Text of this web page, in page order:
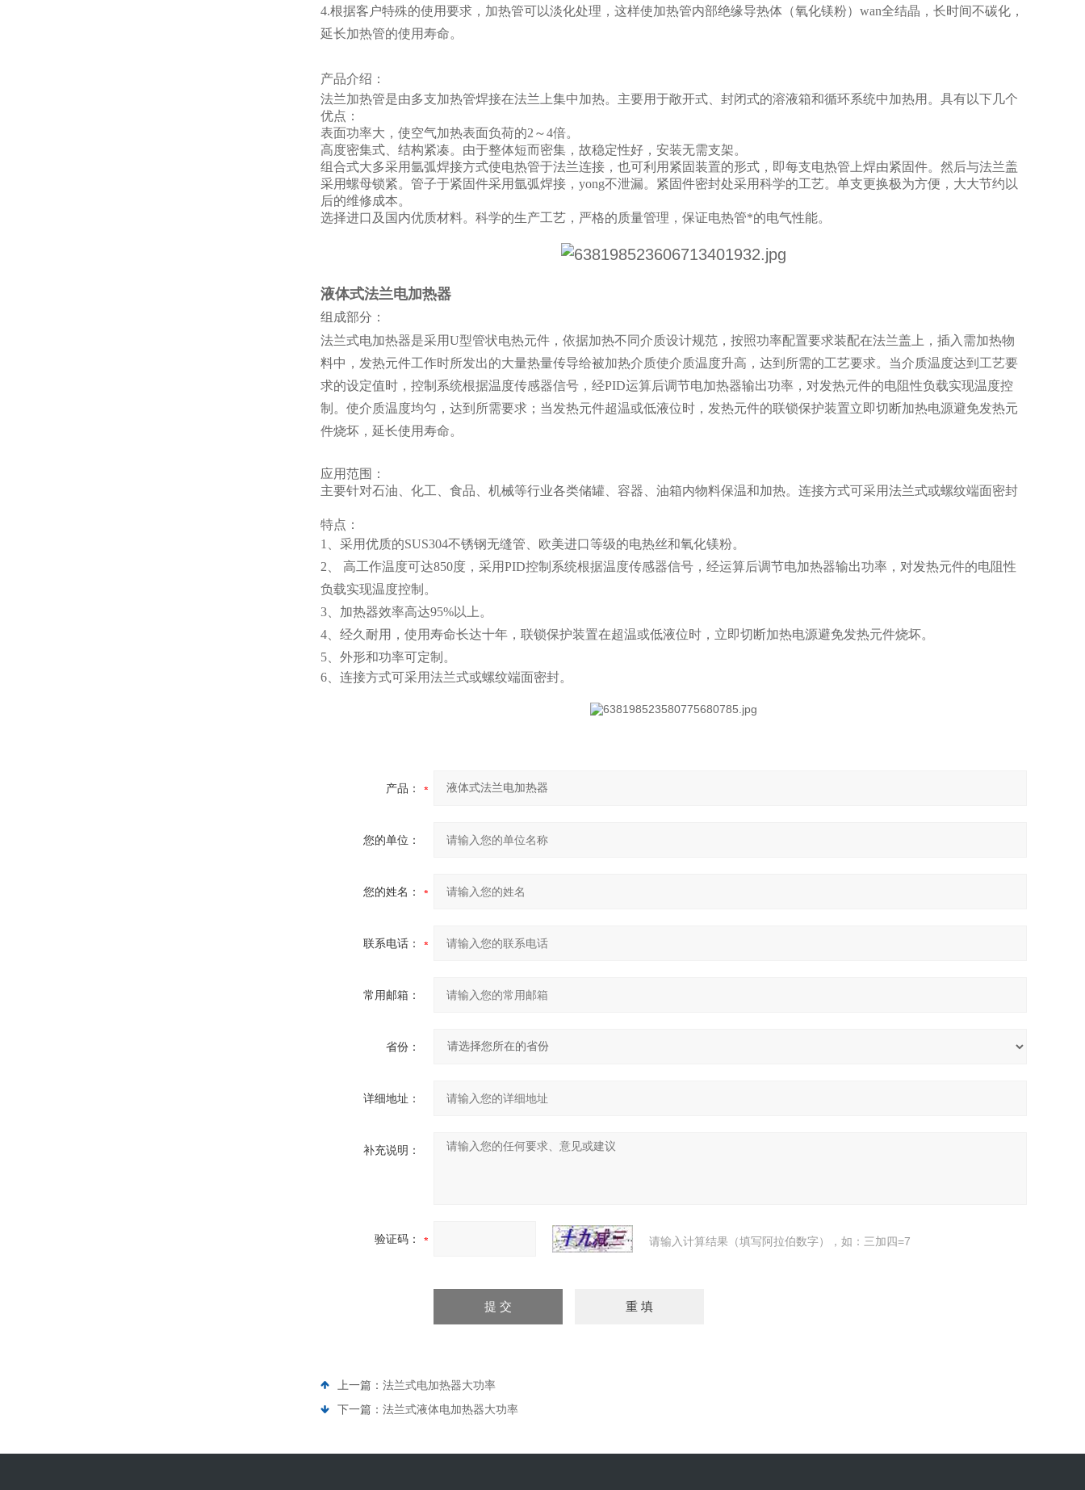
4.根据客户特殊的使用要求，加热管可以淡化处理，这样使加热管内部绝缘导热体（氧化镁粉）wan全结晶，长时间不碳化，
延长加热管的使用寿命。
产品介绍：
法兰加热管是由多支加热管焊接在法兰上集中加热。主要用于敞开式、封闭式的溶液箱和循环系统中加热用。具有以下几个
优点：
表面功率大，使空气加热表面负荷的2～4倍。
高度密集式、结构紧凑。由于整体短而密集，故稳定性好，安装无需支架。
组合式大多采用氩弧焊接方式使电热管于法兰连接，也可利用紧固装置的形式，即每支电热管上焊由紧固件。然后与法兰盖
采用螺母锁紧。管子于紧固件采用氩弧焊接，yong不泄漏。紧固件密封处采用科学的工艺。单支更换极为方便，大大节约以
后的维修成本。
选择进口及国内优质材料。科学的生产工艺，严格的质量管理，保证电热管*的电气性能。
液体式法兰电加热器
组成部分：
法兰式电加热器是采用U型管状电热元件，依据加热不同介质设计规范，按照功率配置要求装配在法兰盖上，插入需加热物
料中，发热元件工作时所发出的大量热量传导给被加热介质使介质温度升高，达到所需的工艺要求。当介质温度达到工艺要
求的设定值时，控制系统根据温度传感器信号，经PID运算后调节电加热器输出功率，对发热元件的电阻性负载实现温度控
制。使介质温度均匀，达到所需要求；当发热元件超温或低液位时，发热元件的联锁保护装置立即切断加热电源避免发热元
件烧坏，延长使用寿命。
应用范围：
主要针对石油、化工、食品、机械等行业各类储罐、容器、油箱内物料保温和加热。连接方式可采用法兰式或螺纹端面密封
特点：
1、采用优质的SUS304不锈钢无缝管、欧美进口等级的电热丝和氧化镁粉。
2、 高工作温度可达850度，采用PID控制系统根据温度传感器信号，经运算后调节电加热器输出功率，对发热元件的电阻性
负载实现温度控制。
3、加热器效率高达95%以上。
4、经久耐用，使用寿命长达十年，联锁保护装置在超温或低液位时，立即切断加热电源避免发热元件烧坏。
5、外形和功率可定制。
6、连接方式可采用法兰式或螺纹端面密封。
产品：
您的单位：
您的姓名：
联系电话：
常用邮箱：
省份：
详细地址：
补充说明：
验证码： 请输入计算结果（填写阿拉伯数字），如：三加四=7
上一篇： 法兰式电加热器大功率
下一篇： 法兰式液体电加热器大功率